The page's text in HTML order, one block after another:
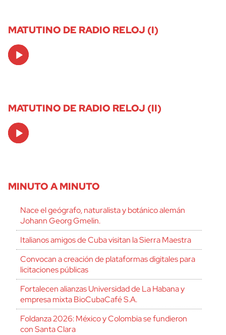
MATUTINO DE RADIO RELOJ (I)
Audio
Player
MATUTINO DE RADIO RELOJ (II)
Audio
Player
MINUTO A MINUTO
Nace el geógrafo, naturalista y botánico alemán
Johann Georg Gmelin.
Italianos amigos de Cuba visitan la Sierra Maestra
Convocan a creación de plataformas digitales para
licitaciones públicas
Fortalecen alianzas Universidad de La Habana y
empresa mixta BioCubaCafé S.A.
Foldanza 2026: México y Colombia se fundieron
con Santa Clara